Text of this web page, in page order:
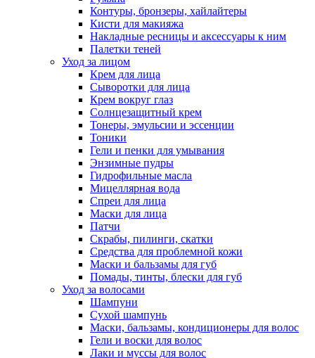
Контуры, бронзеры, хайлайтеры
Кисти для макияжа
Накладные ресницы и аксессуары к ним
Палетки теней
Уход за лицом
Крем для лица
Сыворотки для лица
Крем вокруг глаз
Солнцезащитный крем
Тонеры, эмульсии и эссенции
Тоники
Гели и пенки для умывания
Энзимные пудры
Гидрофильные масла
Мицеллярная вода
Спреи для лица
Маски для лица
Патчи
Скрабы, пилинги, скатки
Средства для проблемной кожи
Маски и бальзамы для губ
Помады, тинты, блески для губ
Уход за волосами
Шампуни
Сухой шампунь
Маски, бальзамы, кондиционеры для волос
Гели и воски для волос
Лаки и муссы для волос